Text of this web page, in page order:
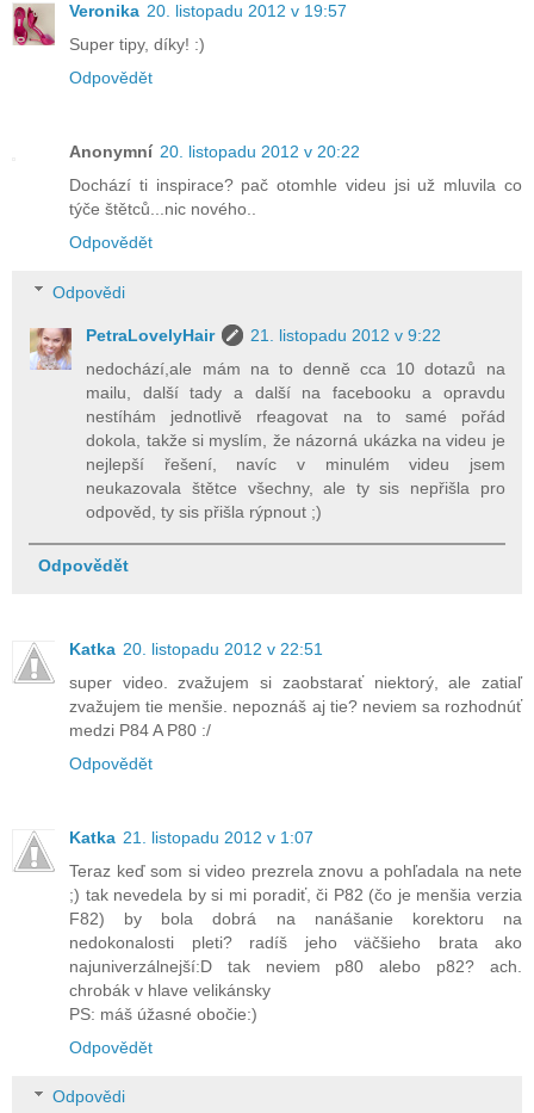
Veronika 20. listopadu 2012 v 19:57
Super tipy, díky! :)
Odpovědět
Anonymní 20. listopadu 2012 v 20:22
Dochází ti inspirace? pač otomhle videu jsi už mluvila co
týče štětců...nic nového..
Odpovědět
Odpovědi
PetraLovelyHair
21. listopadu 2012 v 9:22
nedochází,ale mám na to denně cca 10 dotazů na
mailu, další tady a další na facebooku a opravdu
nestíhám jednotlivě rfeagovat na to samé pořád
dokola, takže si myslím, že názorná ukázka na videu je
nejlepší řešení, navíc v minulém videu jsem
neukazovala štětce všechny, ale ty sis nepřišla pro
odpověd, ty sis přišla rýpnout ;)
Odpovědět
Katka 20. listopadu 2012 v 22:51
super video. zvažujem si zaobstarať niektorý, ale zatiaľ
zvažujem tie menšie. nepoznáš aj tie? neviem sa rozhodnúť
medzi P84 A P80 :/
Odpovědět
Katka 21. listopadu 2012 v 1:07
Teraz keď som si video prezrela znovu a pohľadala na nete
;) tak nevedela by si mi poradiť, či P82 (čo je menšia verzia
F82) by bola dobrá na nanášanie korektoru na
nedokonalosti pleti? radíš jeho väčšieho brata ako
najuniverzálnejší:D tak neviem p80 alebo p82? ach.
chrobák v hlave velikánsky
PS: máš úžasné obočie:)
Odpovědět
Odpovědi